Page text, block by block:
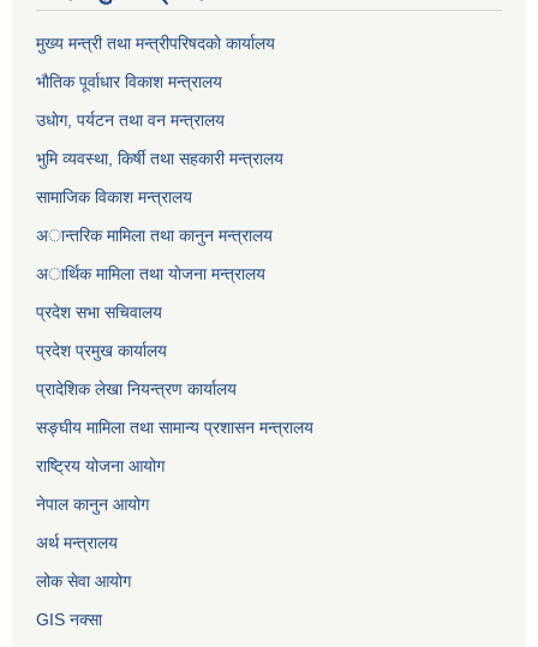
मुख्य मन्त्री तथा मन्त्रीपरिषदकाे कार्यालय
भाैतिक पूर्वाधार विकाश मन्त्रालय
उधाेग, पर्यटन तथा वन मन्त्रालय
भुमि व्यवस्था, किर्षी तथा सहकारी मन्त्रालय
सामाजिक विकाश मन्त्रालय
अान्तरिक मामिला तथा कानुन मन्त्रालय
अार्थिक मामिला तथा याेजना मन्त्रालय
प्रदेश सभा सचिवालय
प्रदेश प्रमुख कार्यालय
प्रादेशिक लेखा नियन्त्रण कार्यालय
सङ्‍घीय मामिला तथा सामान्य प्रशासन मन्त्रालय
राष्ट्रिय योजना आयोग
नेपाल कानुन आयोग
अर्थ मन्त्रालय
लोक सेवा आयोग
GIS नक्सा